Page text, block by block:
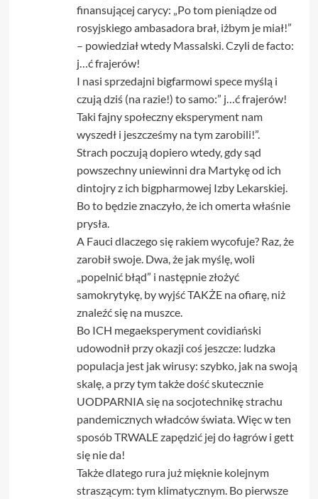
finansującej carycy: „Po tom pieniądze od
rosyjskiego ambasadora brał, iżbym je miał!”
– powiedział wtedy Massalski. Czyli de facto:
j…ć frajerów!
I nasi sprzedajni bigfarmowi spece myślą i
czują dziś (na razie!) to samo:” j…ć frajerów!
Taki fajny społeczny eksperyment nam
wyszedł i jeszcześmy na tym zarobili!”.
Strach poczują dopiero wtedy, gdy sąd
powszechny uniewinni dra Martykę od ich
dintojry z ich bigpharmowej Izby Lekarskiej.
Bo to będzie znaczyło, że ich omerta właśnie
prysła.
A Fauci dlaczego się rakiem wycofuje? Raz, że
zarobił swoje. Dwa, że jak myślę, woli
„popelnić błąd” i następnie złożyć
samokrytykę, by wyjść TAKŻE na ofiarę, niż
znaleźć się na muszce.
Bo ICH megaeksperyment covidiański
udowodnił przy okazji coś jeszcze: ludzka
populacja jest jak wirusy: szybko, jak na swoją
skalę, a przy tym także dość skutecznie
UODPARNIA się na socjotechnikę strachu
pandemicznych władców świata. Więc w ten
sposób TRWALE zapędzić jej do łagrów i gett
się nie da!
Także dlatego rura już mięknie kolejnym
straszącym: tym klimatycznym. Bo pierwsze